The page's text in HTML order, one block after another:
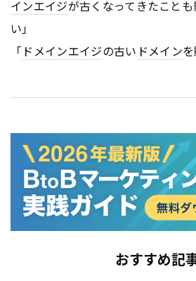
インエイジが古くなってきたこと
い」
「 ドメインエイジの古い ドメイン
おすすめ記